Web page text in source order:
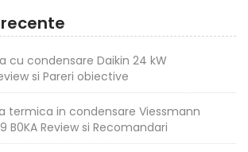
cu condensare Daikin 24 kW
si Pareri obiective
termica in condensare Viessmann
B0KA Review si Recomandari